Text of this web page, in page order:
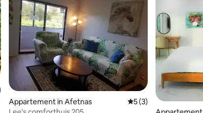
beoordeling van 4,55 uit 5, 11 recensies
Appartement in Afetnas Gemiddelde
5 (3)